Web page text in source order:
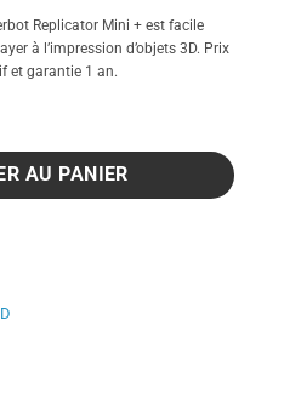
Replicator Mini + est facile
à l’impression d’objets 3D. Prix
et garantie 1 an.
3D Makerbot - Replicator Mini +
AU PANIER